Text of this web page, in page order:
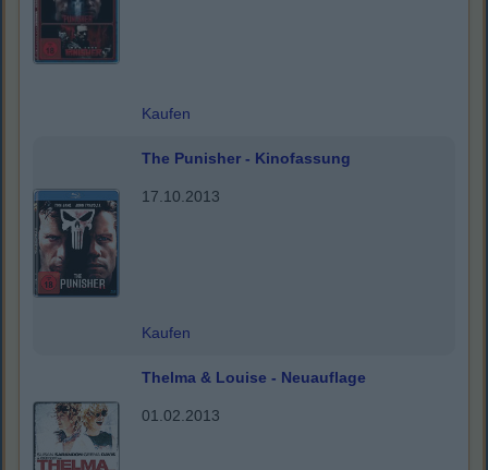
Kaufen
The Punisher - Kinofassung
17.10.2013
Kaufen
Thelma & Louise - Neuauflage
01.02.2013